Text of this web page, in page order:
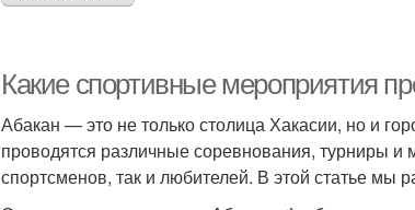
Какие спортивные мероприятия
Абакан — это не только столица Хакасии, но и
проводятся различные соревнования, турниры
спортсменов, так и любителей. В этой статье